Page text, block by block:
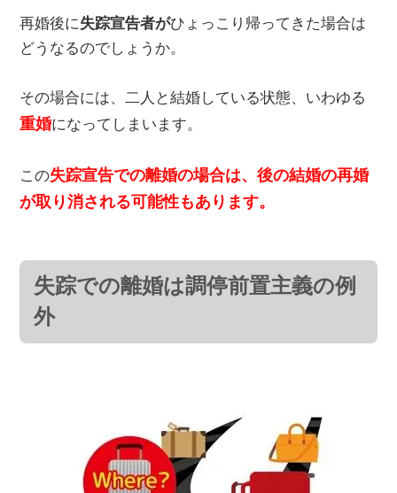
再婚後に失踪宣告者がひょっこり帰ってきた場合は
どうなるのでしょうか。
その場合には、二人と結婚している状態、いわゆる
重婚になってしまいます。
この失踪宣告での離婚の場合は、後の結婚の再婚
が取り消される可能性もあります。
失踪での離婚は調停前置主義の例
外